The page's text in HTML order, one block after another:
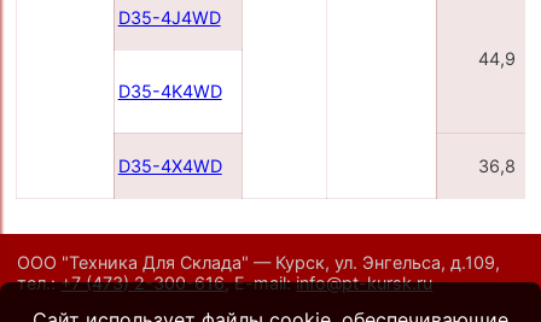
D35-4J4WD
44,9
D35-4K4WD
D35-4X4WD 36,8
ООО "Техника Для Склада" — Курск, ул. Энгельса, д.109,
тел.:+7 (473) 2-300-616,E-mail:info@pt-kursk.ru